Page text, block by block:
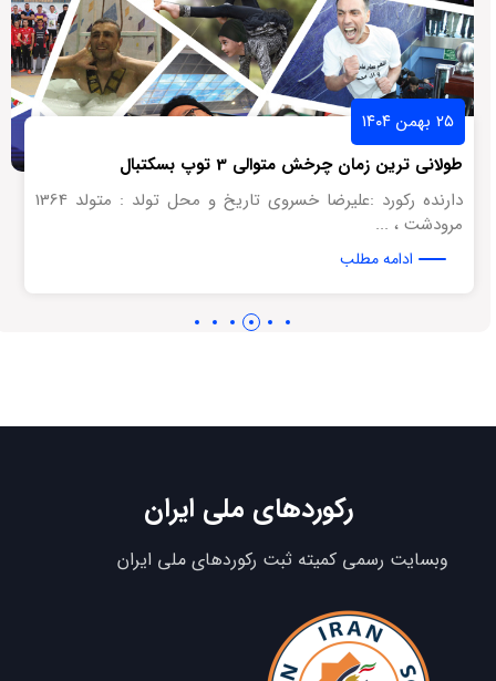
۲۵ بهمن ۱۴۰۴
طولانی ترین زمان چرخش متوالی 3 توپ بسکتبال
دارنده رکورد :علیرضا خسروی تاریخ و محل تولد : متولد 1364
مرودشت ، ...
ادامه مطلب
رکوردهای ملی ایران
وبسایت رسمی کمیته ثبت رکوردهای ملی ایران